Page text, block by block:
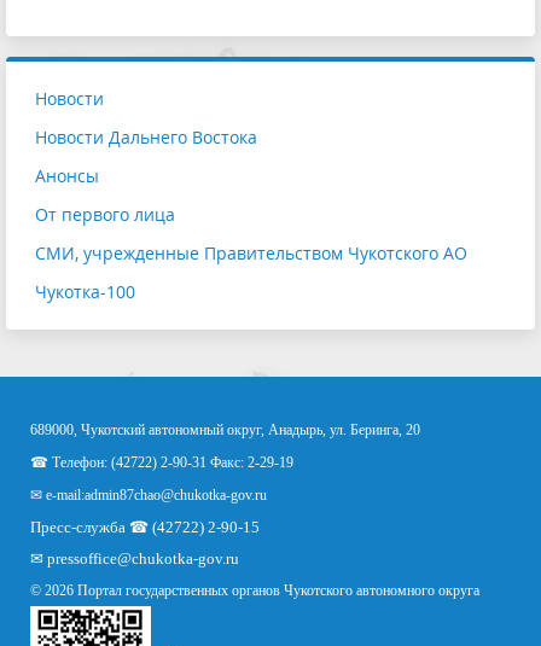
Новости
Новости Дальнего Востока
Анонсы
От первого лица
СМИ, учрежденные Правительством Чукотского АО
Чукотка-100
689000, Чукотский автономный округ, Анадырь, ул. Беринга, 20
☎ Телефон: (42722) 2-90-31 Факс: 2-29-19
✉ e-mail:admin87chao@chukotka-gov.ru
Пресс-служба ☎ (42722) 2-90-15
✉ pressoffice@chukotka-gov.ru
© 2026 Портал государственных органов Чукотского автономного округа